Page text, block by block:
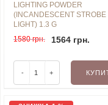
LIGHTING POWDER
(INCANDESCENT STROBE
LIGHT) 1.3 G
1580 грн.
1564 грн.
- +